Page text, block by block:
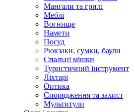
Мангали та грилі
Меблі
Вогнище
Намети
Посуд
Рюкзаки, сумки, баули
Спальні мішки
Туристичний інструмент
Ліхтарі
Оптика
Спорядження та захист
Мультитули